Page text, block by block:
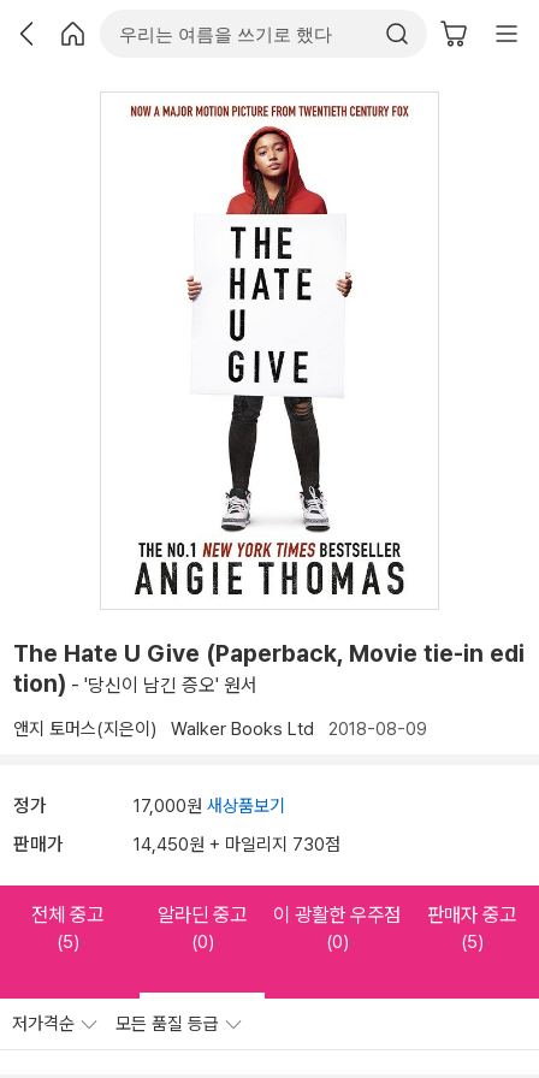
The Hate U Give (Paperback, Movie tie-in edi
tion) - '당신이 남긴 증오' 원서
앤지 토머스(지은이) Walker Books Ltd 2018-08-09
정가 17,000원 새상품보기
판매가 14,450원 + 마일리지 730점
전체 중고
(5)
알라딘 중고
(0)
이 광활한 우주점
(0)
판매자 중고
(5)
저가격순 모든 품질 등급